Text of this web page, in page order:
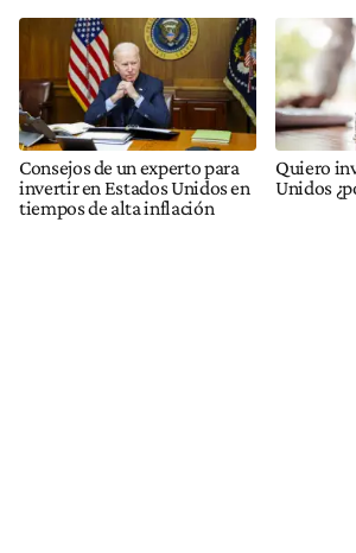
Consejos de un experto para
invertir en Estados Unidos en
tiempos de alta inflación
Quiero
Unidos